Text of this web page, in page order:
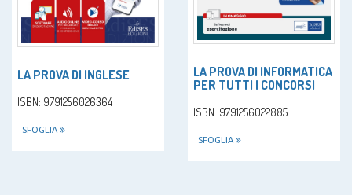
LA PROVA DI INGLESE
ISBN: 9791256026364
SFOGLIA
LA PROVA DI INFORMATICA
PER TUTTI I CONCORSI
ISBN: 9791256022885
SFOGLIA